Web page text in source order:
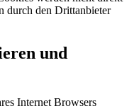
durch den Drittanbieter
und
Internet Browsers